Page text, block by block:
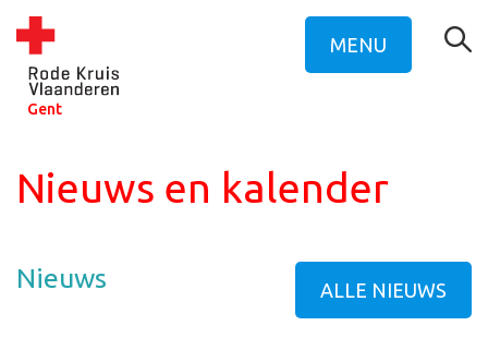
Gent
MENU
Nieuws en kalender
Nieuws ALLE NIEUWS